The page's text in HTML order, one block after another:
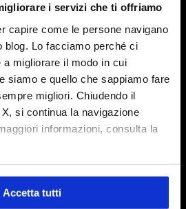
i servizi che ti offriamo
capire come le persone navigano
blog. Lo facciamo perché ci
migliorare il modo in cui
siamo e quello che sappiamo fare
migliori. Chiudendo il
si continua la navigazione
informazioni, consulta la
Accetta tutti
Presales Tool
sfida le
acquisti online
d’acquisto